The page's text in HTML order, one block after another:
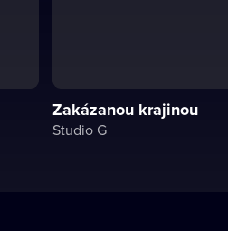
Zakázanou krajinou
Studio G